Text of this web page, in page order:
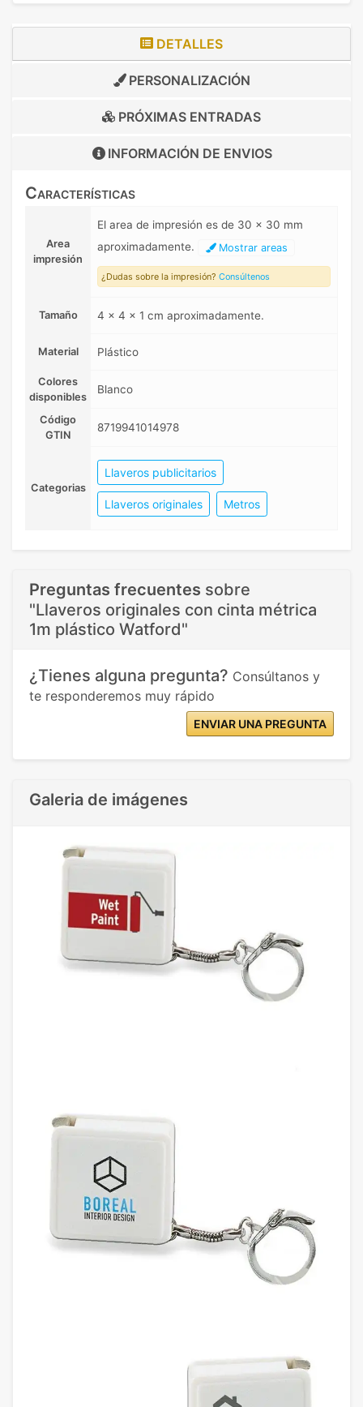
DETALLES
PERSONALIZACIÓN
PRÓXIMAS ENTRADAS
INFORMACIÓN DE ENVIOS
Características
Area
impresión
El area de impresión es de 30 x 30 mm
aproximadamente.
Mostrar areas
¿Dudas sobre la impresión? Consúltenos
Tamaño 4 x 4 x 1 cm aproximadamente.
Material Plástico
Colores
disponibles
Blanco
Código
GTIN
8719941014978
Categorias
Llaveros publicitarios
Llaveros originales Metros
Preguntas frecuentes sobre
"Llaveros originales con cinta métrica
1m plástico Watford"
¿Tienes alguna pregunta? Consúltanos y
te responderemos muy rápido
ENVIAR UNA PREGUNTA
Galeria de imágenes